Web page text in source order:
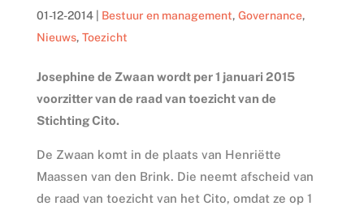
01-12-2014| Bestuur en management, Governance,
Nieuws, Toezicht
Josephine de Zwaan wordt per 1 januari 2015
voorzitter van de raad van toezicht van de
Stichting Cito.
De Zwaan komt in de plaats van Henriëtte
Maassen van den Brink. Die neemt afscheid van
de raad van toezicht van het Cito, omdat ze op 1